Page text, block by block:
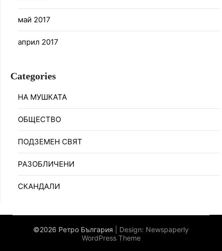
май 2017
април 2017
Categories
НА МУШКАТА
ОБЩЕСТВО
ПОДЗЕМЕН СВЯТ
РАЗОБЛИЧЕНИ
СКАНДАЛИ
©2026 Ретро България | Design: Newspaperly
WordPress Theme